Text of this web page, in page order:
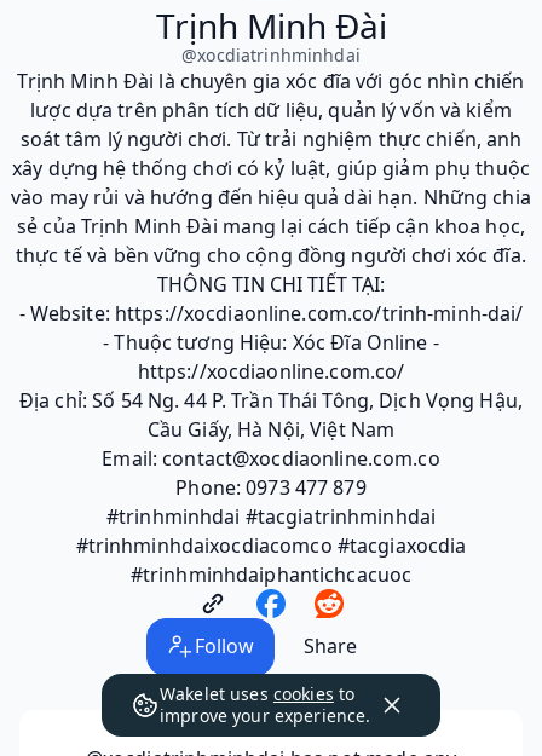
Trịnh Minh Đài
@xocdiatrinhminhdai
Trịnh Minh Đài là chuyên gia xóc đĩa với góc nhìn chiến
lược dựa trên phân tích dữ liệu, quản lý vốn và kiểm
soát tâm lý người chơi. Từ trải nghiệm thực chiến, anh
xây dựng hệ thống chơi có kỷ luật, giúp giảm phụ thuộc
vào may rủi và hướng đến hiệu quả dài hạn. Những chia
sẻ của Trịnh Minh Đài mang lại cách tiếp cận khoa học,
thực tế và bền vững cho cộng đồng người chơi xóc đĩa.
THÔNG TIN CHI TIẾT TẠI:
- Website: https://xocdiaonline.com.co/trinh-minh-dai/
- Thuộc tương Hiệu: Xóc Đĩa Online -
https://xocdiaonline.com.co/
Địa chỉ: Số 54 Ng. 44 P. Trần Thái Tông, Dịch Vọng Hậu,
Cầu Giấy, Hà Nội, Việt Nam
Email: contact@xocdiaonline.com.co
Phone: 0973 477 879
#trinhminhdai #tacgiatrinhminhdai
#trinhminhdaixocdiacomco #tacgiaxocdia
#trinhminhdaiphantichcacuoc
Follow Share
Wakelet uses cookies to
improve your experience.